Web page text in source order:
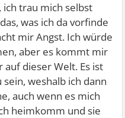
trau mich selbst
was ich da vorfinde
mir Angst. Ich würde
aber es kommt mir
auf dieser Welt. Es ist
weshalb ich dann
auch wenn es mich
heimkomm und sie